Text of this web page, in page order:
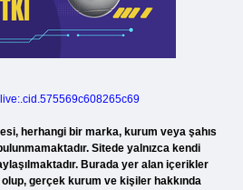
herhangi bir marka, kurum veya şahıs
Sitede yalnızca kendi
Burada yer alan içerikler
gerçek kurum ve kişiler hakkında